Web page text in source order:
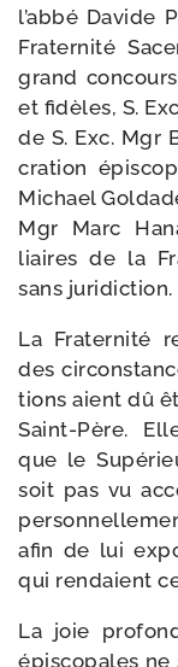
l’abbé Davide
Fraternité
grand
et fidèles, S.
de S. Exc. Mgr
cra­tion
Michael
Mgr Marc
liaires de la
sans juridiction.
La Fraternité
des
tions aient dû
Saint-​Père.
que le
soit pas vu
afin de lui
qui ren­daient
La joie
épis­co­pales ne